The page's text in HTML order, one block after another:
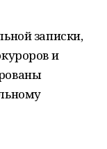
записки,
и